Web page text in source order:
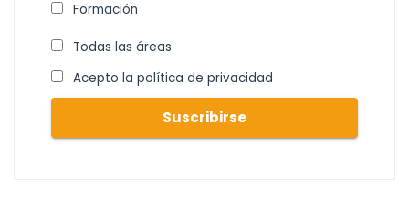
Formación
Todas las áreas
Acepto la política de privacidad